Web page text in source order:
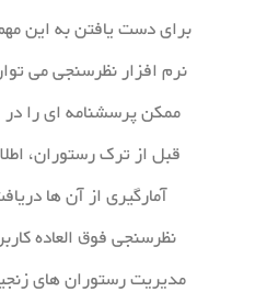
برای دست یافتن به این
نرم افزار نظرسنجی می
ممکن پرسشنامه ای را در
قبل از ترک رستوران،
آمارگیری از آن ها
نظرسنجی فوق العاده
مدیریت رستوران های